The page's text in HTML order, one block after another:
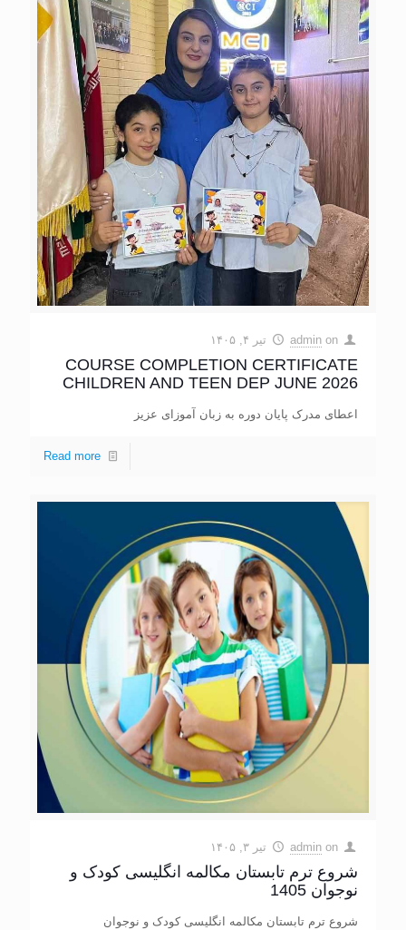
admin on تیر ۴, ۱۴۰۵
COURSE COMPLETION CERTIFICATE
CHILDREN AND TEEN DEP JUNE 2026
اعطای مدرک پایان دوره به زبان آموزای عزیز
Read more
admin on تیر ۳, ۱۴۰۵
شروع ترم تابستان مکالمه انگلیسی کودک و
نوجوان 1405
شروع ترم تابستان مکالمه انگلیسی کودک و نوجوان